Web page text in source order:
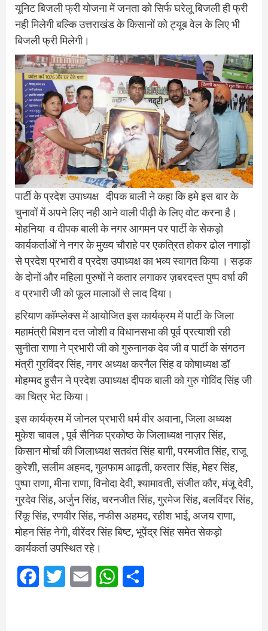
यूनिट बिजली फ्री योजना में जनता को सिर्फ घरेलू बिजली ही फ्री
नही मिलेगी बल्कि उत्तराखंड के किसानों को ट्यूब वेल के लिए भी
बिजली फ्री मिलेगी।
पार्टी के प्रदेश उपाध्यक्ष दीपक बाली ने कहा कि हमे इस बार के
चुनावों में अपने लिए नही आने वाली पीढ़ी के लिए वोट करना है।
मोहनिया व दीपक बाली के नगर आगमन पर पार्टी के सेकड़ो
कार्यकर्ताओं ने नगर के मुख्य चौराहे पर एकत्रित होकर ढोल नगाड़ों
से प्रदेश प्रभारी व प्रदेश उपाध्यक्ष का भव्य स्वागत किया । सड़क
के दोनों और महिला पुरुषों ने कतार लगाकर ज़बरदस्त पुष्प वर्षा की
व प्रभारी जी को फूल मालाओं से लाद दिया।
हरियाण कॉम्प्लेक्स में आयोजित इस कार्यक्रम में पार्टी के जिला
महामंत्री बिशन दत्त जोशी व विधानसभा की पूर्व प्रत्याशी रही
सुनीता राणा ने प्रभारी जी को गुरुनानक देव जी व पार्टी के संगठन
मंत्री गुरविंदर सिंह, नगर अध्यक्ष करनैल सिंह व कोषाध्यक्ष डॉ
मोहम्मद हुसैन ने प्रदेश उपाध्यक्ष दीपक बाली को गुरु गोविंद सिंह जी
का चित्र भेट किया।
इस कार्यक्रम में जोनल प्रभारी धर्म वीर अवाना, जिला अध्यक्ष
मुकेश चावल , पूर्व सैनिक प्रकोष्ठ के जिलाध्यक्ष नाज़र सिंह,
किसान मोर्चा की जिलाध्यक्ष सतवंत सिंह बागी, परमजीत सिंह, राजू
कुरेशी, सलीम अहमद, गुलफाम आढ़ती, करतार सिंह, मेहर सिंह,
पुष्पा राणा, मीना राणा, विनोदा देवी, श्यामावती, संजीत कौर, मंजू देवी,
गुरदेव सिंह, अर्जुन सिंह, चरनजीत सिंह, गुरमेज सिंह, बलविंदर सिंह,
रिंकू सिंह, रणवीर सिंह, नफीस अहमद, रहीश भाई, अजय राणा,
मोहन सिंह नेगी, वीरेंदर सिंह बिष्ट, भूपेंद्र सिंह समेत सेकड़ो
कार्यकर्ता उपस्थित रहे।
FacebookTwitter Email WhatsApp